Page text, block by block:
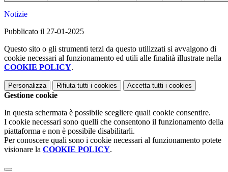
Notizie
Pubblicato il 27-01-2025
Questo sito o gli strumenti terzi da questo utilizzati si avvalgono di
cookie necessari al funzionamento ed utili alle finalità illustrate nella
COOKIE POLICY.
Personalizza Rifiuta tutti i cookies Accetta tutti i cookies
Gestione cookie
In questa schermata è possibile scegliere quali cookie consentire.
I cookie necessari sono quelli che consentono il funzionamento della
piattaforma e non è possibile disabilitarli.
Per conoscere quali sono i cookie necessari al funzionamento potete
visionare la COOKIE POLICY.